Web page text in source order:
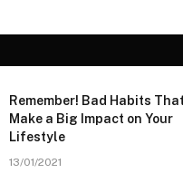
Remember! Bad Habits That
Make a Big Impact on Your
Lifestyle
13/01/2021